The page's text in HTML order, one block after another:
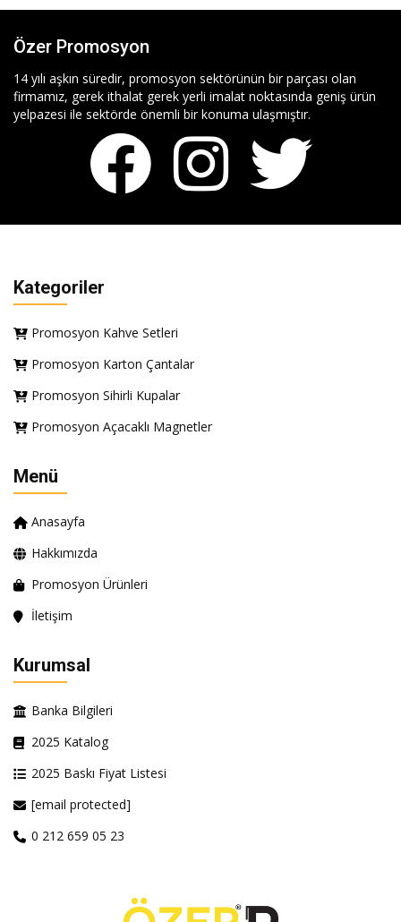
Özer Promosyon
14 yılı aşkın süredir, promosyon sektörünün bir parçası olan
firmamız, gerek ithalat gerek yerli imalat noktasında geniş ürün
yelpazesi ile sektörde önemli bir konuma ulaşmıştır.
Kategoriler
Promosyon Kahve Setleri
Promosyon Karton Çantalar
Promosyon Sihirli Kupalar
Promosyon Açacaklı Magnetler
Menü
Anasayfa
Hakkımızda
Promosyon Ürünleri
İletişim
Kurumsal
Banka Bilgileri
2025 Katalog
2025 Baskı Fiyat Listesi
[email protected]
0 212 659 05 23